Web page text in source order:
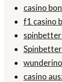
casino
f1 casino
casino